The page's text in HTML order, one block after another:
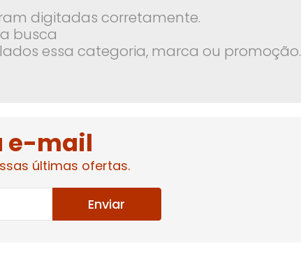
digitadas corretamente.
busca
essa categoria, marca ou promoção.
e-mail
últimas ofertas.
Enviar